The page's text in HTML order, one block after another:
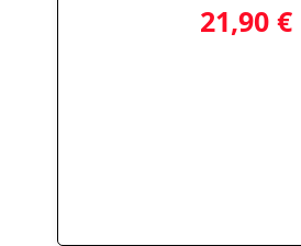
21,90 €